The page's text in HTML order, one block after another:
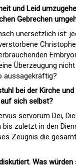
und Leid
Gebrechen
unersetzlich ist:
Überzeugung
aussagekräftig?
bei der Kirche
sich selbst?
servorum Dei,
zuletzt in den
Zeugnis die
Was